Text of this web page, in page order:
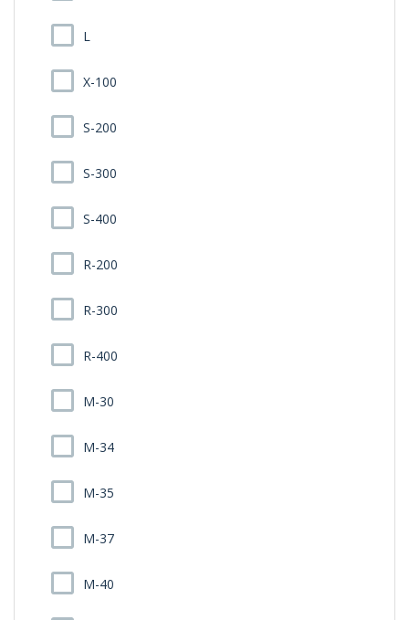
L
X-100
S-200
S-300
S-400
R-200
R-300
R-400
M-30
M-34
M-35
M-37
M-40